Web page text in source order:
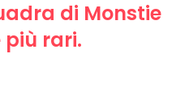
di Monstie
rari.